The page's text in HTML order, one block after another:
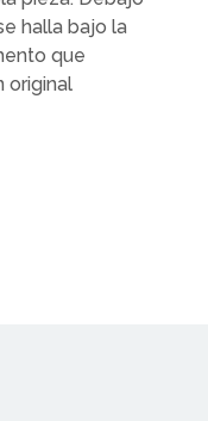
halla bajo la
que
original